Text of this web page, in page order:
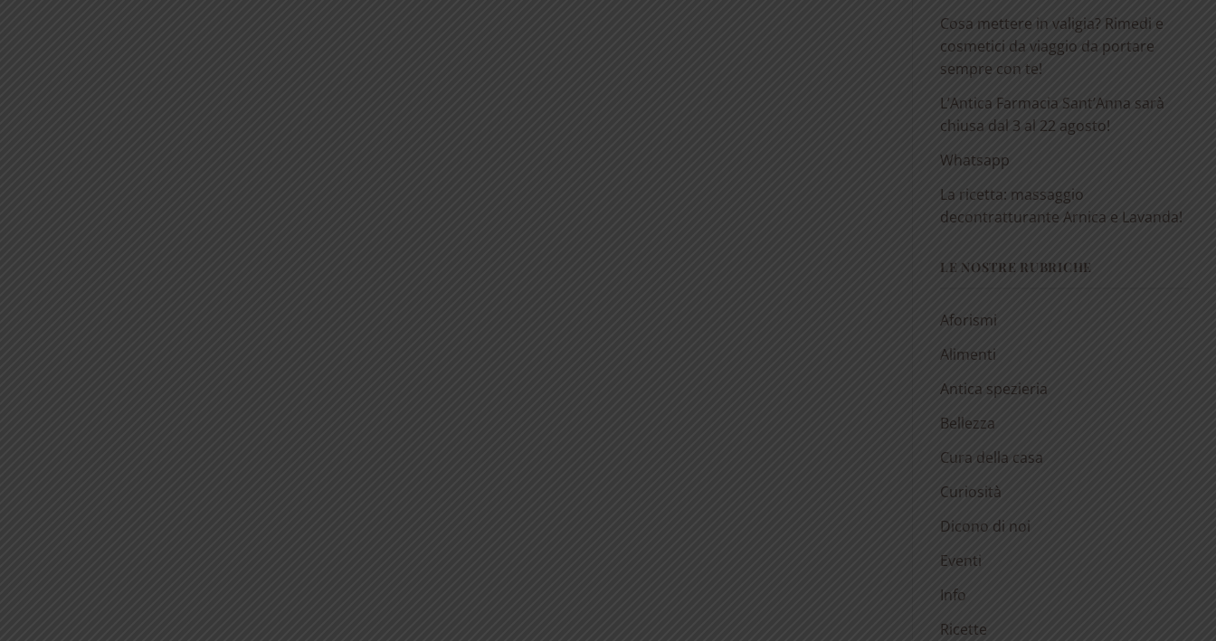
Cosa mettere in valigia? Rimedi e
cosmetici da viaggio da portare
sempre con te!
L’Antica Farmacia Sant’Anna sarà
chiusa dal 3 al 22 agosto!
Whatsapp
La ricetta: massaggio
decontratturante Arnica e Lavanda!
LE NOSTRE RUBRICHE
Aforismi
Alimenti
Antica spezieria
Bellezza
Cura della casa
Curiosità
Dicono di noi
Eventi
Info
Ricette